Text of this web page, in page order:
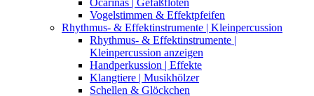
Ocarinas | Gefäßflöten
Vogelstimmen & Effektpfeifen
Rhythmus- & Effektinstrumente | Kleinpercussion
Rhythmus- & Effektinstrumente |
Kleinpercussion anzeigen
Handperkussion | Effekte
Klangtiere | Musikhölzer
Schellen & Glöckchen